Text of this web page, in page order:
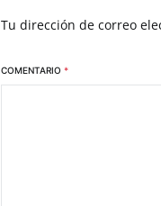
Tu dirección de correo
COMENTARIO *